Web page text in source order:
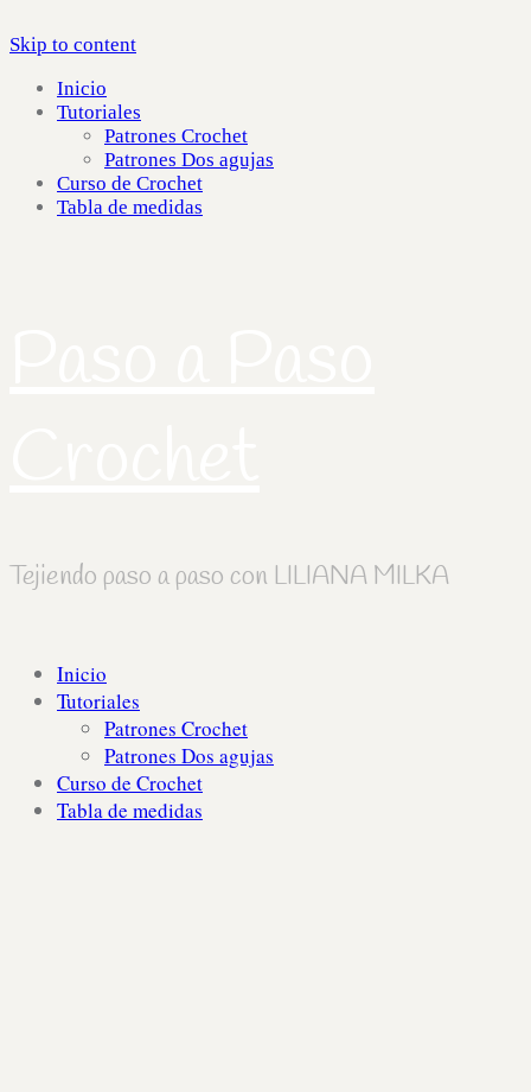
Skip to content
Inicio
Tutoriales
Patrones Crochet
Patrones Dos agujas
Curso de Crochet
Tabla de medidas
Tejiendo paso a paso con LILIANA MILKA
Inicio
Tutoriales
Patrones Crochet
Patrones Dos agujas
Curso de Crochet
Tabla de medidas